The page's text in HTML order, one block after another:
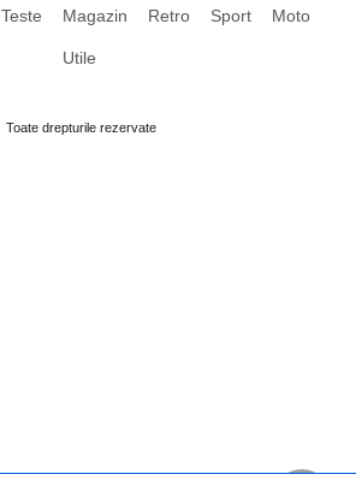
Teste Magazin Retro Sport Moto
Utile
Toate drepturile rezervate